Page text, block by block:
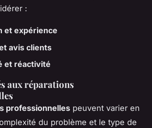
:
et expérience
avis clients
et réactivité
aux réparations
professionnelles peuvent varier en
du problème et le type de